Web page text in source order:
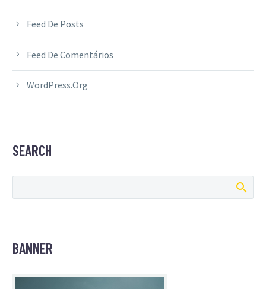
Feed De Posts
Feed De Comentários
WordPress.org
SEARCH
BANNER